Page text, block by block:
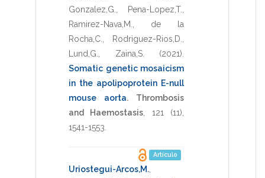
Gonzalez,G.
Pena-Lopez,T.
Ramirez-Nava,M.
de la
Rocha,C.
Rodriguez-Rios,D.
Lund,G.
Zaina,S. (2021)
Somatic genetic mosaicism
in the apolipoprotein E-null
mouse aorta.
Thrombosis
and Haemostasis
121
(11),
1541-1553
Artículo
Uriostegui-Arcos,M.